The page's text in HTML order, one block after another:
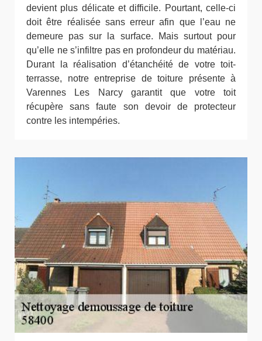
devient plus délicate et difficile. Pourtant, celle-ci
doit être réalisée sans erreur afin que l’eau ne
demeure pas sur la surface. Mais surtout pour
qu’elle ne s’infiltre pas en profondeur du matériau.
Durant la réalisation d’étanchéité de votre toit-
terrasse, notre entreprise de toiture présente à
Varennes Les Narcy garantit que votre toit
récupère sans faute son devoir de protecteur
contre les intempéries.